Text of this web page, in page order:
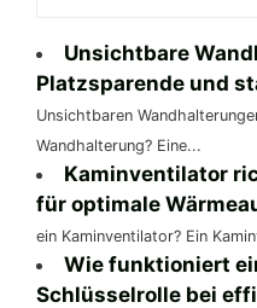
Unsichtbare
Platzsparende und
Unsichtbaren
Wandhalterung? Eine...
Kaminventilator
für optimale
ein Kaminventilator? Ein
Wie funktioniert
Schlüsselrolle bei